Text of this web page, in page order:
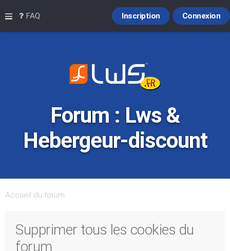
Raccourcis
FAQ Connexion
Inscription
Forum : Lws &
Hebergeur-discount
Accueil du forum
Supprimer tous les cookies du
forum